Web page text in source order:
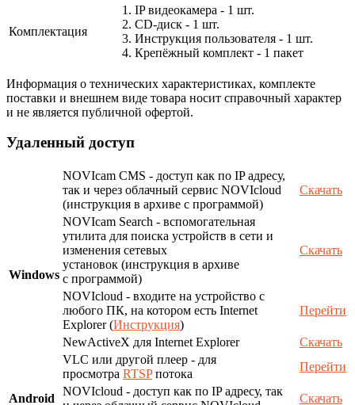
Комплектация
1. IP видеокамера - 1 шт.
2. СD-диск - 1 шт.
3. Инструкция пользователя - 1 шт.
4. Крепёжный комплект - 1 пакет
Информация о технических характеристиках, комплекте
поставки и внешнем виде товара носит справочный характер
и не является публичной офертой.
Удаленный доступ
Windows
NOVIcam CMS - доступ как по IP адресу,
так и через облачный сервис NOVIcloud
(инструкция в архиве с программой)
Скачать
NOVIcam Search - вспомогательная
утилита для поиска устройств в сети и
изменения сетевых
установок (инструкция в архиве
с программой)
Скачать
NOVIcloud - входите на устройство с
любого ПК, на котором есть Internet
Explorer (Инструкция)
Перейти
NewActiveX для Internet Explorer
Скачать
VLC или другой плеер - для
просмотра RTSPпотока
Перейти
Android
NOVIcloud - доступ как по IP адресу, так
Скачать